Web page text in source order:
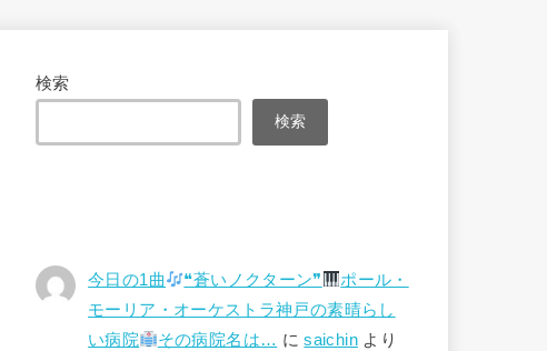
検索
検索
今日の1曲 ❝蒼いノクターン❞
ポール・
モーリア・オーケストラ神戸の素晴らし
い病院
その病院名は… にsaichinより